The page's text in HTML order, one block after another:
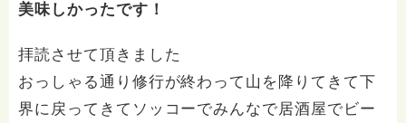
美味しかったです！
拝読させて頂きました
おっしゃる通り修行が終わって山を降りてきて下
界に戻ってきてソッコーでみんなで居酒屋でビー